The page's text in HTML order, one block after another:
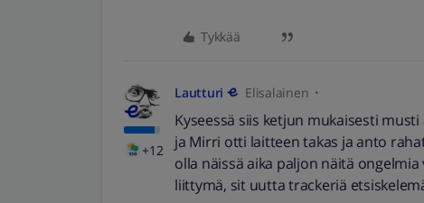
Tykkää
+12
Lautturi Elisalainen
Kyseessä siis ketjun mukaisesti
ja Mirri otti laitteen takas ja anto
olla näissä aika paljon näitä
liittymä, sit uutta trackeriä